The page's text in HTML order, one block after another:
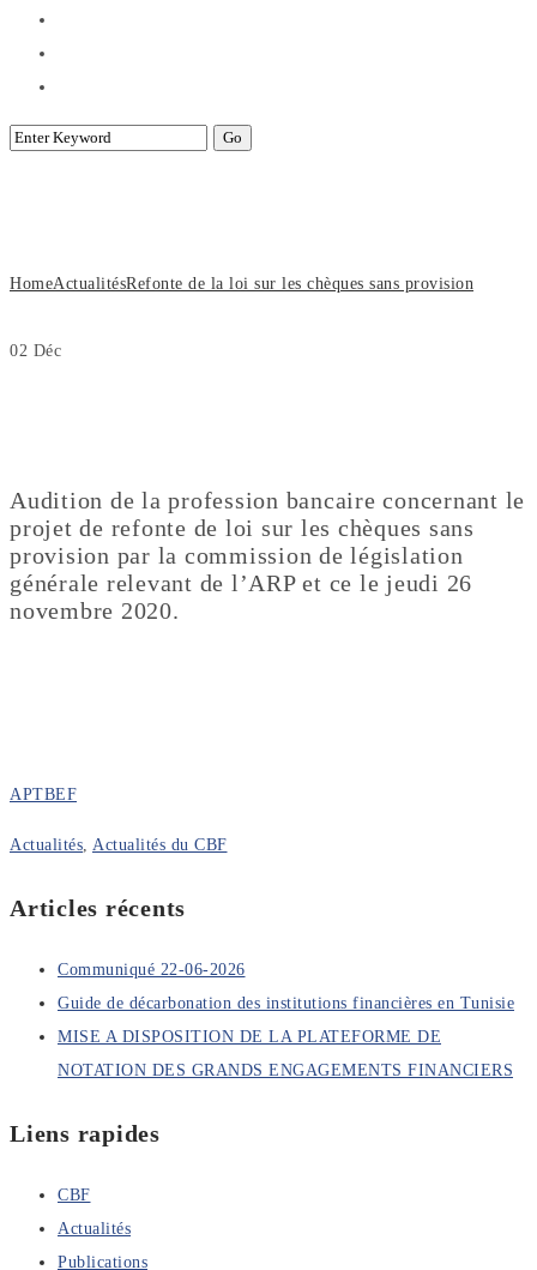
HomeActualitésRefonte de la loi sur les chèques sans provision
02 Déc
Audition de la profession bancaire concernant le
projet de refonte de loi sur les chèques sans
provision par la commission de législation
générale relevant de l’ARP et ce le jeudi 26
novembre 2020.
APTBEF
Actualités Actualités du CBF
Articles récents
Communiqué 22-06-2026
Guide de décarbonation des institutions financières en Tunisie
MISE A DISPOSITION DE LA PLATEFORME DE
NOTATION DES GRANDS ENGAGEMENTS FINANCIERS
Liens rapides
CBF
Actualités
Publications